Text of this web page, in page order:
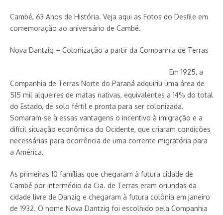
Cambé, 63 Anos de História. Veja aqui as Fotos do Desfile em
comemoração ao aniversário de Cambé.
Nova Dantzig – Colonização a partir da Companhia de Terras
Em 1925, a
Companhia de Terras Norte do Paraná adquiriu uma área de
515 mil alqueires de matas nativas, equivalentes a 14% do total
do Estado, de solo fértil e pronta para ser colonizada.
Somaram-se à essas vantagens o incentivo à imigração e a
difícil situação econômica do Ocidente, que criaram condições
necessárias para ocorrência de uma corrente migratória para
a América.
As primeiras 10 famílias que chegaram à futura cidade de
Cambé por intermédio da Cia. de Terras eram oriundas da
cidade livre de Danzig e chegaram à futura colônia em janeiro
de 1932. O nome Nova Dantzig foi escolhido pela Companhia